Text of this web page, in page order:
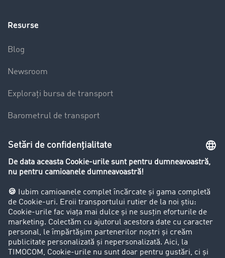
Resurse
Blog
Newsroom
Explorați bursa de transport
Barometrul de transport
Restricții de circulație pentru autocamioane
Firma
Success Stories
Clienții aduc clienți